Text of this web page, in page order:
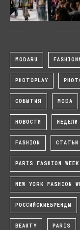
MODARU
PHOTOPLAY
СОБЫТИЯ MODA
НОВОСТИ
FASHION СТАТЬИ
PARIS FASHION WEEK
NEW YORK FASHION
РОССИЙСКИЕБРЕНДЫ
BEAUTY PARIS